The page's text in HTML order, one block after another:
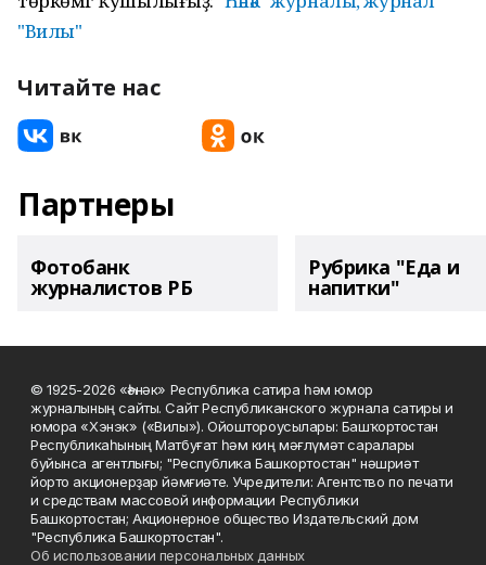
"Вилы"
Читайте нас
Партнеры
Фотобанк
журналистов РБ
Рубрика "Еда и
напитки"
© 1925-2026 «Һәнәк» Республика сатира һәм юмор
журналының сайты. Сайт Республиканского журнала сатиры и
юмора «Хэнэк» («Вилы»). Ойоштороусылары: Башҡортостан
Республикаһының Матбуғат һәм киң мәғлүмәт саралары
буйынса агентлығы; "Республика Башкортостан" нәшриәт
йорто акционерҙар йәмғиәте. Учредители: Агентство по печати
и средствам массовой информации Республики
Башкортостан; Акционерное общество Издательский дом
"Республика Башкортостан".
Об использовании персональных данных